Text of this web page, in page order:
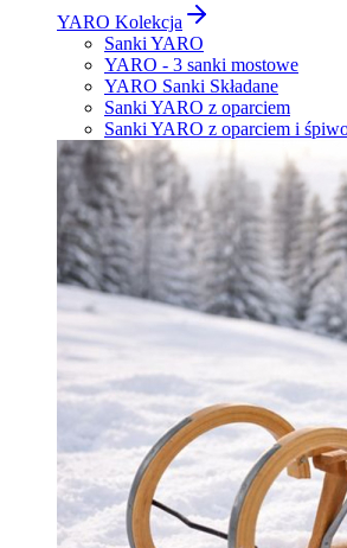
YARO Kolekcja
Sanki YARO
YARO - 3 sanki mostowe
YARO Sanki Składane
Sanki YARO z oparciem
Sanki YARO z oparciem i